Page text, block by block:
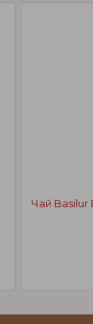
Чай Basilur